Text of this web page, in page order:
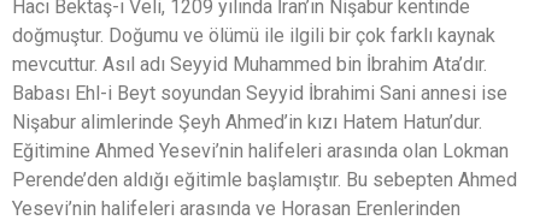
Hacı Bektaş-ı Veli, 1209 yılında İran’ın Nişabur kentinde
doğmuştur. Doğumu ve ölümü ile ilgili bir çok farklı kaynak
mevcuttur. Asıl adı Seyyid Muhammed bin İbrahim Ata’dır.
Babası Ehl-i Beyt soyundan Seyyid İbrahimi Sani annesi ise
Nişabur alimlerinde Şeyh Ahmed’in kızı Hatem Hatun’dur.
Eğitimine Ahmed Yesevi’nin halifeleri arasında olan Lokman
Perende’den aldığı eğitimle başlamıştır. Bu sebepten Ahmed
Yesevi’nin halifeleri arasında ve Horasan Erenlerinden